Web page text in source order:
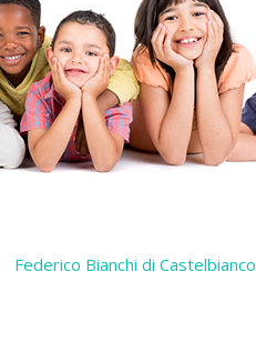
Federico Bianchi di Castelbianco